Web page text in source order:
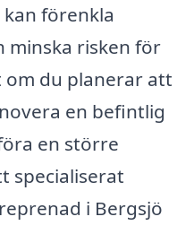
förenkla
minska risken för
om du planerar att
en befintlig
en större
specialiserat
i Bergsjö